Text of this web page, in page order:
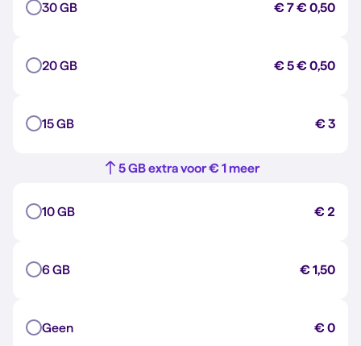
30 GB € 7€ 0,50
20 GB € 5€ 0,50
15 GB € 3
5 GB extra voor € 1 meer
10 GB € 2
6 GB € 1,50
Geen € 0